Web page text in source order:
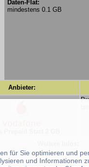
Daten-Flat:
mindestens 0.1 GB
Anbieter:
für Sie optimieren und
und Informationen